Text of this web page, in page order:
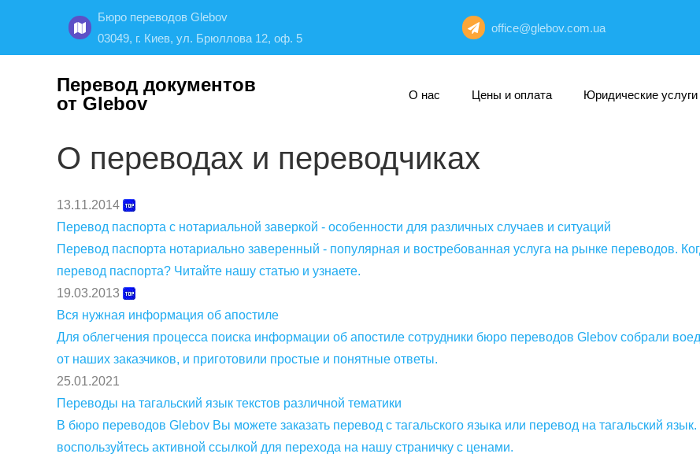
Бюро переводов Glebov
03049, г. Киев, ул. Брюллова 12, оф. 5
office@glebov.com.ua
Перевод документов
от Glebov
О нас Цены и оплата Юридические услуги
О переводах и переводчиках
13.11.2014
Перевод паспорта с нотариальной заверкой - особенности для различных случаев и ситуаций
Перевод паспорта нотариально заверенный - популярная и востребованная услуга на рынке переводов.
перевод паспорта? Читайте нашу статью и узнаете.
19.03.2013
Вся нужная информация об апостиле
Для облегчения процесса поиска информации об апостиле сотрудники бюро переводов Glebov собрали
от наших заказчиков, и приготовили простые и понятные ответы.
25.01.2021
Переводы на тагальский язык текстов различной тематики
В бюро переводов Glebov Вы можете заказать перевод с тагальского языка или перевод на тагальский
воспользуйтесь активной ссылкой для перехода на нашу страничку с ценами.